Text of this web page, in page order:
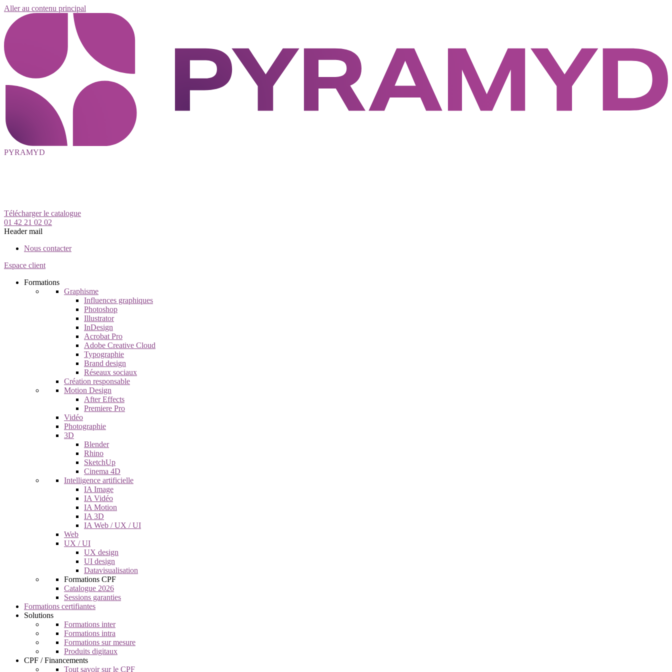
Aller au contenu principal
PYRAMYD
Télécharger le catalogue
01 42 21 02 02
Header mail
Nous contacter
Espace client
Formations
Graphisme
Influences graphiques
Photoshop
Illustrator
InDesign
Acrobat Pro
Adobe Creative Cloud
Typographie
Brand design
Réseaux sociaux
Création responsable
Motion Design
After Effects
Premiere Pro
Vidéo
Photographie
3D
Blender
Rhino
SketchUp
Cinema 4D
Intelligence artificielle
IA Image
IA Vidéo
IA Motion
IA 3D
IA Web / UX / UI
Web
UX / UI
UX design
UI design
Datavisualisation
Formations CPF
Catalogue 2026
Sessions garanties
Formations certifiantes
Solutions
Formations inter
Formations intra
Formations sur mesure
Produits digitaux
CPF / Financements
Tout savoir sur le CPF